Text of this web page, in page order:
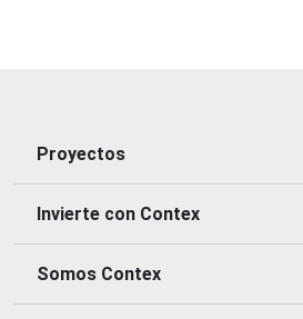
Proyectos
Invierte con Contex
Somos Contex